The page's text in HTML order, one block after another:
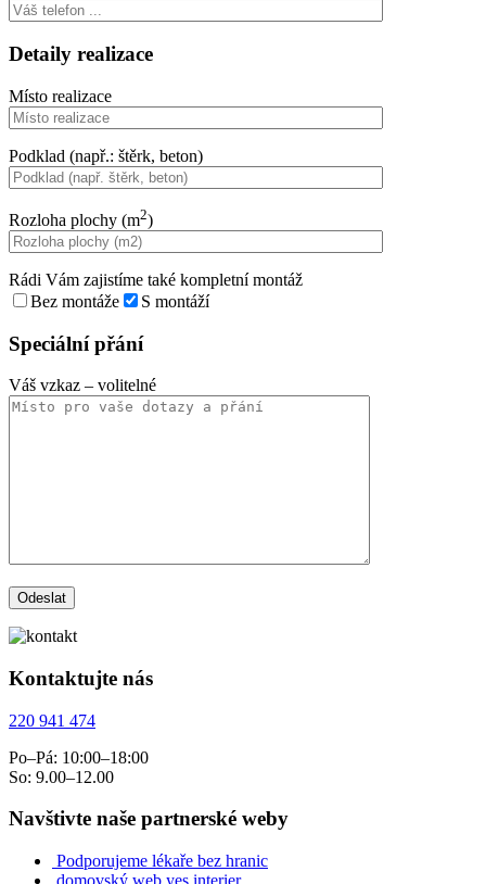
Detaily realizace
Místo realizace
Podklad (např.: štěrk, beton)
Rozloha plochy (m2)
Rádi Vám zajistíme také kompletní montáž
Bez montáže
S montáží
Speciální přání
Váš vzkaz – volitelné
Kontaktujte nás
220 941 474
Po–Pá: 10:00–18:00
So: 9.00–12.00
Navštivte naše partnerské weby
Podporujeme lékaře bez hranic